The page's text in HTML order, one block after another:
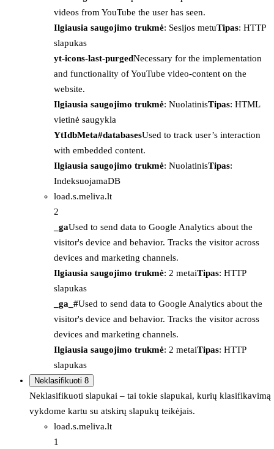
videos from YouTube the user has seen.
Ilgiausia saugojimo trukmė: Sesijos metuTipas: HTTP
slapukas
yt-icons-last-purgedNecessary for the implementation
and functionality of YouTube video-content on the
website.
Ilgiausia saugojimo trukmė: NuolatinisTipas: HTML
vietinė saugykla
YtIdbMeta#databasesUsed to track user’s interaction
with embedded content.
Ilgiausia saugojimo trukmė: NuolatinisTipas:
IndeksuojamaDB
load.s.meliva.lt
2
_gaUsed to send data to Google Analytics about the
visitor's device and behavior. Tracks the visitor across
devices and marketing channels.
Ilgiausia saugojimo trukmė: 2 metaiTipas: HTTP
slapukas
_ga_#Used to send data to Google Analytics about the
visitor's device and behavior. Tracks the visitor across
devices and marketing channels.
Ilgiausia saugojimo trukmė: 2 metaiTipas: HTTP
slapukas
Neklasifikuoti 8
Neklasifikuoti slapukai – tai tokie slapukai, kurių klasifikavimą
vykdome kartu su atskirų slapukų teikėjais.
load.s.meliva.lt
1